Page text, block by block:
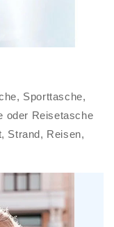
Sporttasche,
oder Reisetasche
Strand, Reisen,